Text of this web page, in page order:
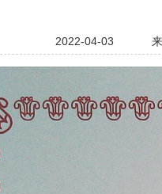
2022-04-03